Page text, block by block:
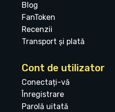
Blog
FanToken
Recenzii
Transport și plată
Cont de utilizator
Conectați-vă
Înregistrare
Parolă uitată